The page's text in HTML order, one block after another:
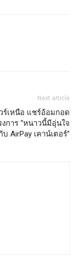
Next article
ร์เหนือ แชร์อ้อมกอด
การ “หนาวนี้มีอุ่นใจ
บ AirPay เคาน์เตอร์”